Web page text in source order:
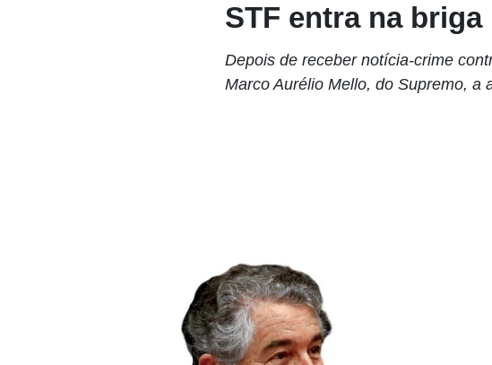
STF entra na briga
Depois de receber notícia-crime
Marco Aurélio Mello, do Supremo, a